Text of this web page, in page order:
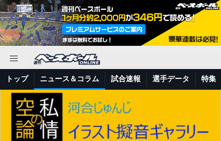
トップ ニュース＆コラム 試合速報 選手データ 特集